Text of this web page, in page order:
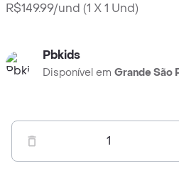
R$149.99/und (1 X 1 Und)
Pbkids
Disponível em Grande São
1